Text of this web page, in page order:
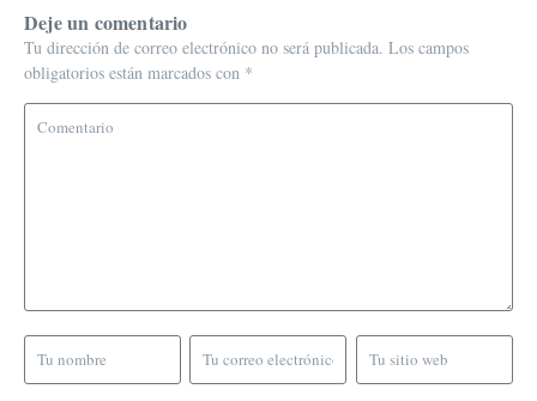
Deje un comentario
Tu dirección de correo electrónico no será publicada. Los campos
obligatorios están marcados con *